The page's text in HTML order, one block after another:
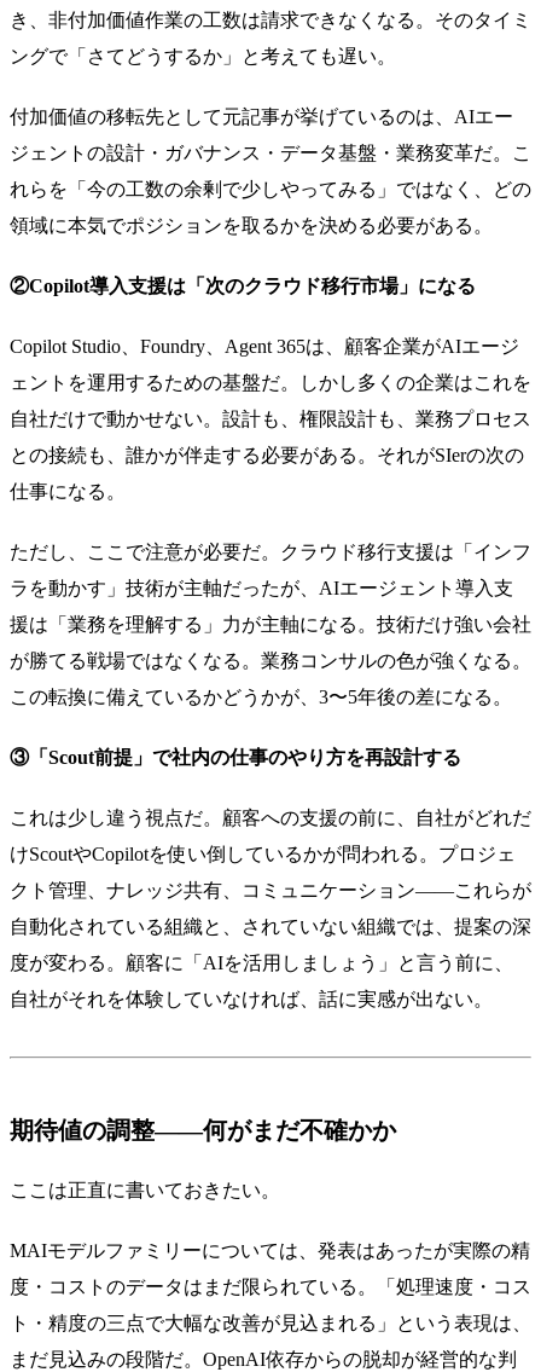
き、非付加価値作業の工数は請求できなくなる。そのタイミ
ングで「さてどうするか」と考えても遅い。
付加価値の移転先として元記事が挙げているのは、AIエー
ジェントの設計・ガバナンス・データ基盤・業務変革だ。こ
れらを「今の工数の余剰で少しやってみる」ではなく、どの
領域に本気でポジションを取るかを決める必要がある。
②Copilot導入支援は「次のクラウド移行市場」になる
Copilot Studio、Foundry、Agent 365は、顧客企業がAIエージ
ェントを運用するための基盤だ。しかし多くの企業はこれを
自社だけで動かせない。設計も、権限設計も、業務プロセス
との接続も、誰かが伴走する必要がある。それがSIerの次の
仕事になる。
ただし、ここで注意が必要だ。クラウド移行支援は「インフ
ラを動かす」技術が主軸だったが、AIエージェント導入支
援は「業務を理解する」力が主軸になる。技術だけ強い会社
が勝てる戦場ではなくなる。業務コンサルの色が強くなる。
この転換に備えているかどうかが、3〜5年後の差になる。
③「Scout前提」で社内の仕事のやり方を再設計する
これは少し違う視点だ。顧客への支援の前に、自社がどれだ
けScoutやCopilotを使い倒しているかが問われる。プロジェ
クト管理、ナレッジ共有、コミュニケーション——これらが
自動化されている組織と、されていない組織では、提案の深
度が変わる。顧客に「AIを活用しましょう」と言う前に、
自社がそれを体験していなければ、話に実感が出ない。
期待値の調整——何がまだ不確かか
ここは正直に書いておきたい。
MAIモデルファミリーについては、発表はあったが実際の精
度・コストのデータはまだ限られている。「処理速度・コス
ト・精度の三点で大幅な改善が見込まれる」という表現は、
まだ見込みの段階だ。OpenAI依存からの脱却が経営的な判